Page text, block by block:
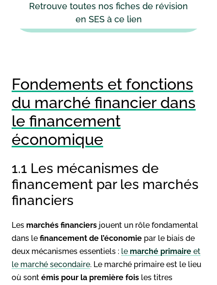
Retrouve toutes nos fiches de révision
en SES à ce lien
Fondements et fonctions
du marché financier dans
le financement
économique
1.1 Les mécanismes de
financement par les marchés
financiers
Les marchés financiers jouent un rôle fondamental
dans le financement de l’économie par le biais de
deux mécanismes essentiels : le marché primaire et
le marché secondaire. Le marché primaire est le lieu
où sont émis pour la première fois les titres